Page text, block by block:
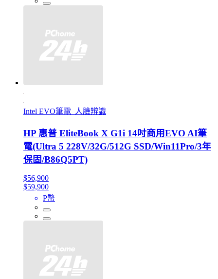
Intel EVO筆電_人臉辨識
HP 惠普 EliteBook X G1i 14吋商用EVO AI筆
電(Ultra 5 228V/32G/512G SSD/Win11Pro/3年
保固/B86Q5PT)
$56,900
$59,900
P幣